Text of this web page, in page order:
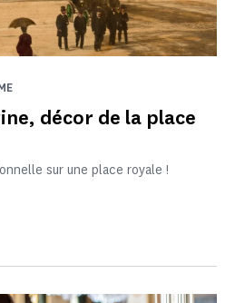
décor de la place
sur une place royale !